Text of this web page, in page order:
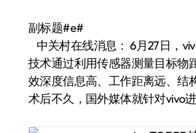
副标题#e#
中关村在线消息： 6月27日，
技术通过利用传感器测量目标物
效深度信息高、工作距离远、结
术后不久，国外媒体就针对vivo